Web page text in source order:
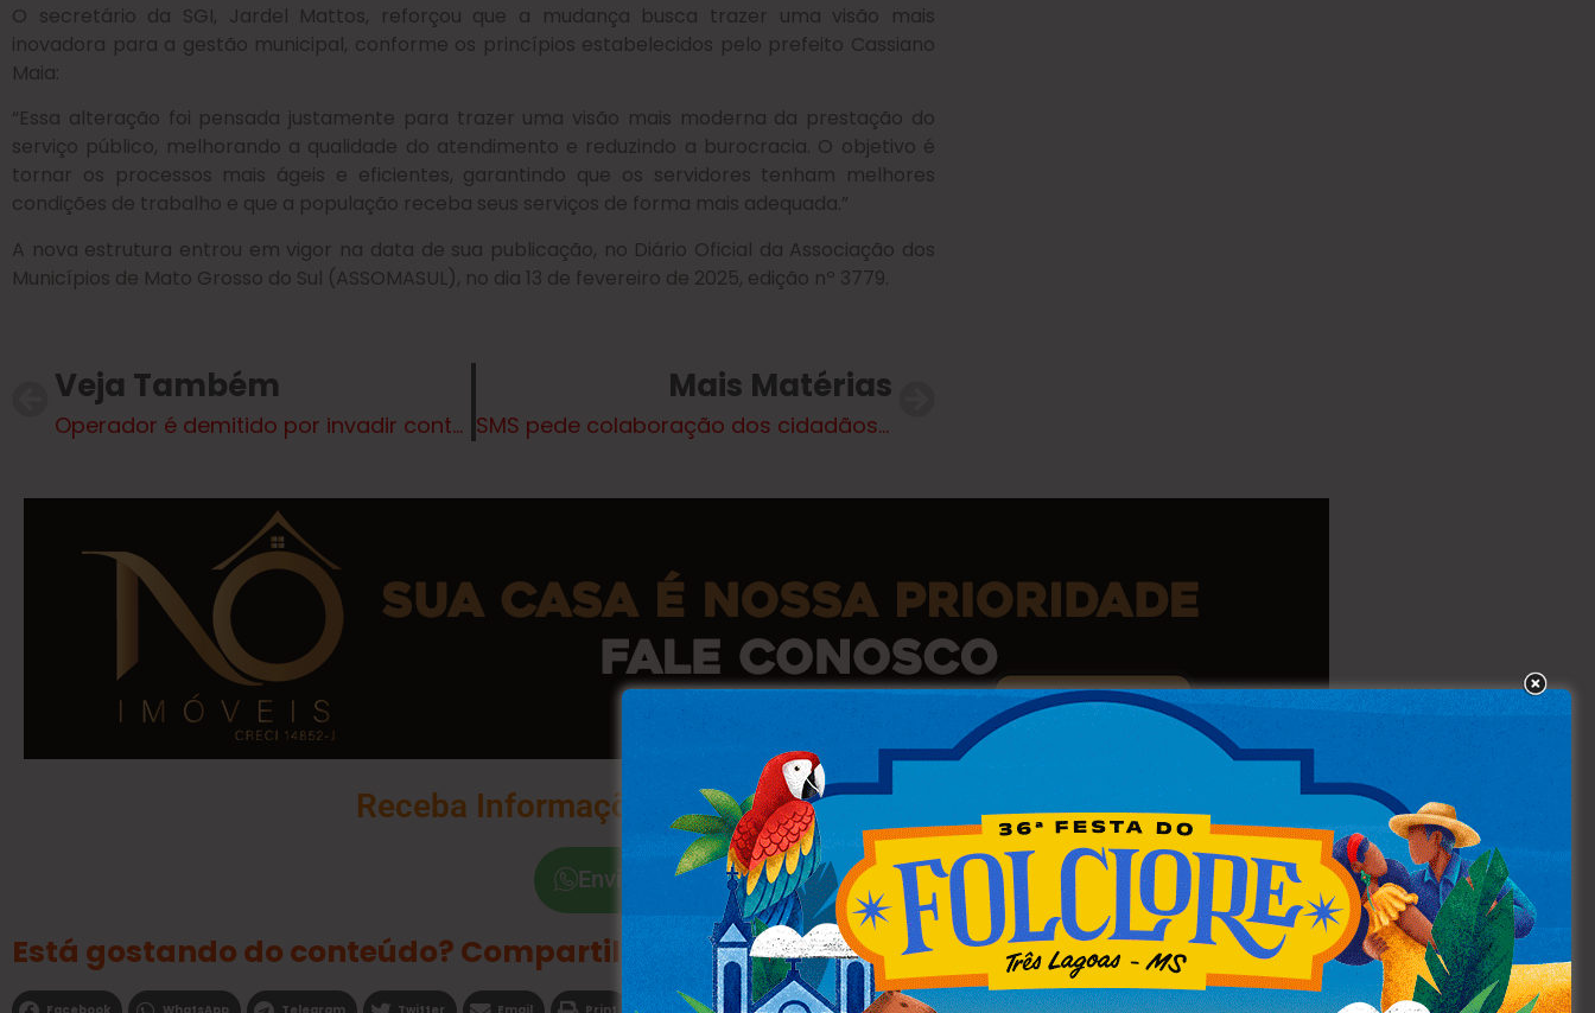
O secretário da SGI, Jardel Mattos, reforçou que a mudança busca trazer uma visão mais
inovadora para a gestão municipal, conforme os princípios estabelecidos pelo prefeito Cassiano
Maia:
“Essa alteração foi pensada justamente para trazer uma visão mais moderna da prestação do
serviço público, melhorando a qualidade do atendimento e reduzindo a burocracia. O objetivo é
tornar os processos mais ágeis e eficientes, garantindo que os servidores tenham melhores
condições de trabalho e que a população receba seus serviços de forma mais adequada.”
A nova estrutura entrou em vigor na data de sua publicação, no Diário Oficial da Associação dos
Municípios de Mato Grosso do Sul (ASSOMASUL), no dia 13 de fevereiro de 2025, edição nº 3779.
Veja Também
Operador é demitido por invadir contas de Neymar e Leonardo; entenda o caso
Mais Matérias
SMS pede colaboração dos cidadãos no combate à leishmaniose
Receba Informações na Palma da Sua Mão
Envie a Palavra "Sim"
Está gostando do conteúdo? Compartilhe